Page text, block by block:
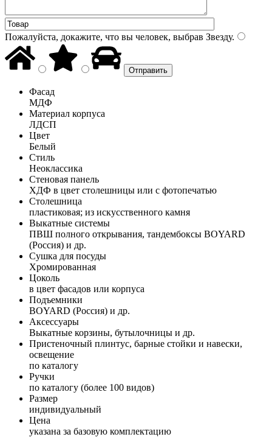
Пожалуйста, докажите, что вы человек, выбрав Звезду.
Фасад
МДФ
Материал корпуса
ЛДСП
Цвет
Белый
Стиль
Неоклассика
Стеновая панель
ХДФ в цвет столешницы или с фотопечатью
Столешница
пластиковая; из искусственного камня
Выкатные системы
ПВШ полного открывания, тандембоксы BOYARD
(Россия) и др.
Сушка для посуды
Хромированная
Цоколь
в цвет фасадов или корпуса
Подъемники
BOYARD (Россия) и др.
Аксессуары
Выкатные корзины, бутылочницы и др.
Пристеночный плинтус, барные стойки и навески,
освещение
по каталогу
Ручки
по каталогу (более 100 видов)
Размер
индивидуальный
Цена
указана за базовую комплектацию